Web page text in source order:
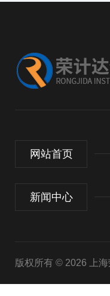
网站首页
新闻中心
版权所有 © 2026 上